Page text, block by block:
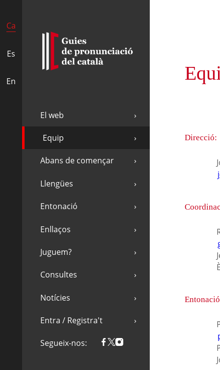
Ca
Es
En
El web
Equip
Abans de començar
Llengües
Entonació
Enllaços
Juguem?
Consultes
Notícies
Entra / Registra't
Segueix-nos:
Direcció: